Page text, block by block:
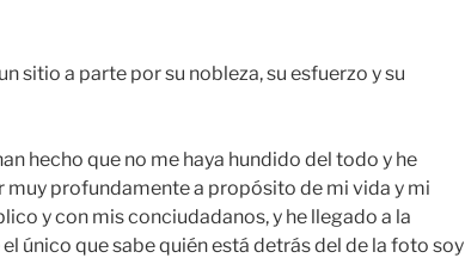
sitio a parte por su nobleza, su esfuerzo y su
hecho que no me haya hundido del todo y he
profundamente a propósito de mi vida y mi
y con mis conciudadanos, y he llegado a la
único que sabe quién está detrás del de la foto soy